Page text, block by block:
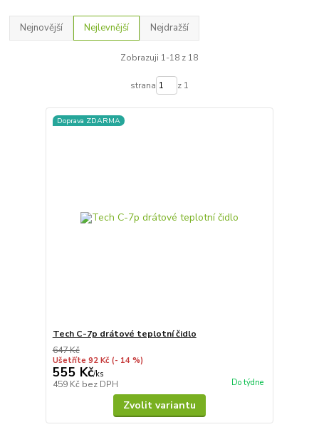
Nejnovější Nejlevnější Nejdražší
Zobrazuji 1-18 z 18
strana z 1
Doprava ZDARMA
Tech C-7p drátové teplotní čidlo
647 Kč
Ušetříte 92 Kč (- 14 %)
555 Kč/ks
459 Kč bez DPH Do týdne
Zvolit variantu